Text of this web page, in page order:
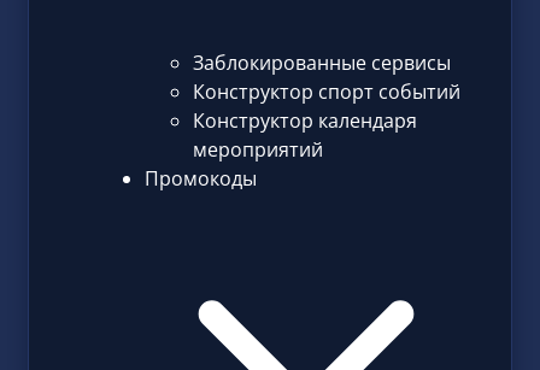
Заблокированные сервисы
Конструктор спорт событий
Конструктор календаря
мероприятий
Промокоды